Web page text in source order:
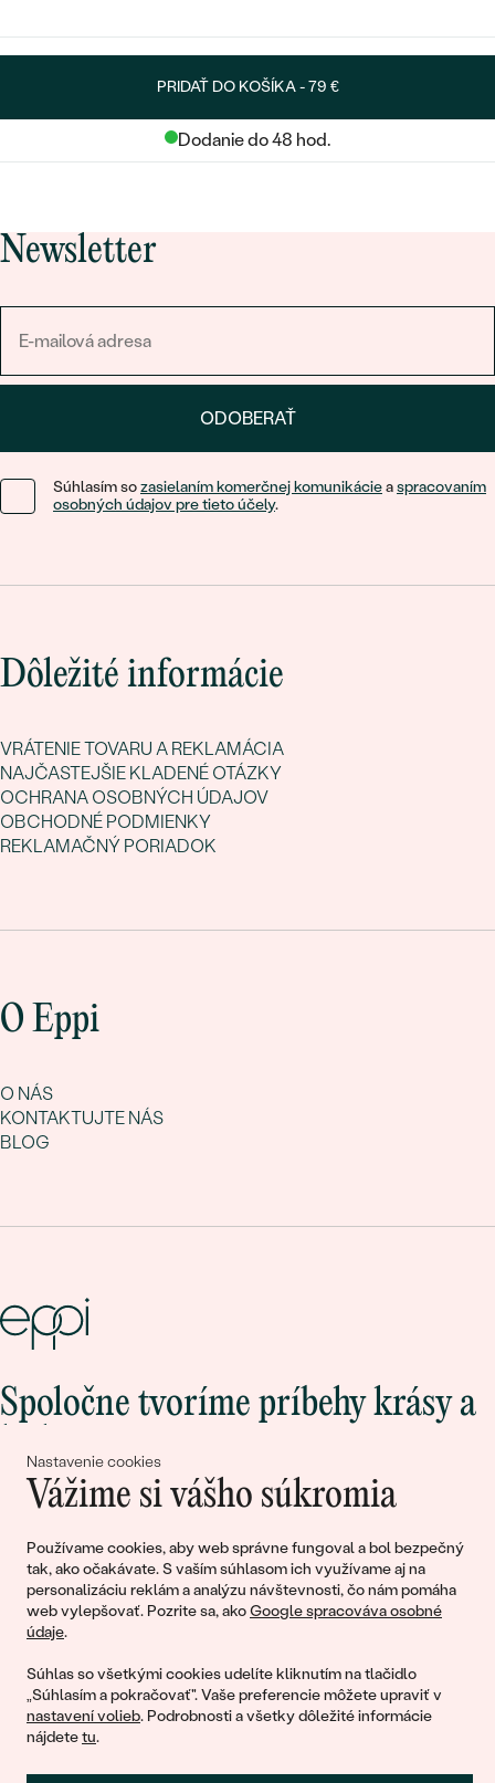
Nastavenie cookies
Vážime si vášho súkromia
Používame cookies, aby web správne fungoval a bol bezpečný
tak, ako očakávate. S vaším súhlasom ich využívame aj na
personalizáciu reklám a analýzu návštevnosti, čo nám pomáha
web vylepšovať. Pozrite sa, akoGoogle spracováva osobné
údaje.
Súhlas so všetkými cookies udelíte kliknutím na tlačidlo
„Súhlasím a pokračovať". Vaše preferencie môžete upraviť v
nastavení volieb. Podrobnosti a všetky dôležité informácie
nájdetetu.
PRIDAŤ DO KOŠÍKA -79 €
Dodanie do 48 hod.
Newsletter
ODOBERAŤ
Súhlasím sozasielaním komerčnej komunikácieaspracovaním
osobných údajov pre tieto účely.
Dôležité informácie
VRÁTENIE TOVARU A REKLAMÁCIA
NAJČASTEJŠIE KLADENÉ OTÁZKY
OCHRANA OSOBNÝCH ÚDAJOV
OBCHODNÉ PODMIENKY
REKLAMAČNÝ PORIADOK
O Eppi
O NÁS
KONTAKTUJTE NÁS
BLOG
Spoločne tvoríme príbehy krásy a
Pripojte sa k nám!
© 2011 - 2026, Eppi.sk